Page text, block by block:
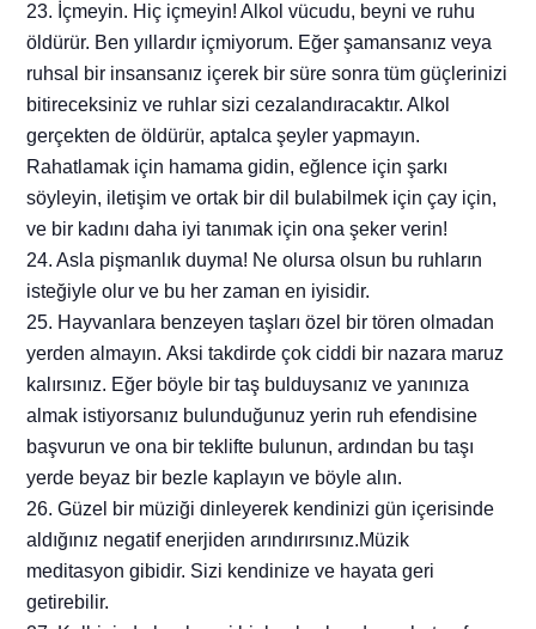
23. İçmeyin. Hiç içmeyin! Alkol vücudu, beyni ve ruhu
öldürür. Ben yıllardır içmiyorum. Eğer şamansanız veya
ruhsal bir insansanız içerek bir süre sonra tüm güçlerinizi
bitireceksiniz ve ruhlar sizi cezalandıracaktır. Alkol
gerçekten de öldürür, aptalca şeyler yapmayın.
Rahatlamak için hamama gidin, eğlence için şarkı
söyleyin, iletişim ve ortak bir dil bulabilmek için çay için,
ve bir kadını daha iyi tanımak için ona şeker verin!
24. Asla pişmanlık duyma! Ne olursa olsun bu ruhların
isteğiyle olur ve bu her zaman en iyisidir.
25. Hayvanlara benzeyen taşları özel bir tören olmadan
yerden almayın. Aksi takdirde çok ciddi bir nazara maruz
kalırsınız. Eğer böyle bir taş bulduysanız ve yanınıza
almak istiyorsanız bulunduğunuz yerin ruh efendisine
başvurun ve ona bir teklifte bulunun, ardından bu taşı
yerde beyaz bir bezle kaplayın ve böyle alın.
26. Güzel bir müziği dinleyerek kendinizi gün içerisinde
aldığınız negatif enerjiden arındırırsınız.Müzik
meditasyon gibidir. Sizi kendinize ve hayata geri
getirebilir.